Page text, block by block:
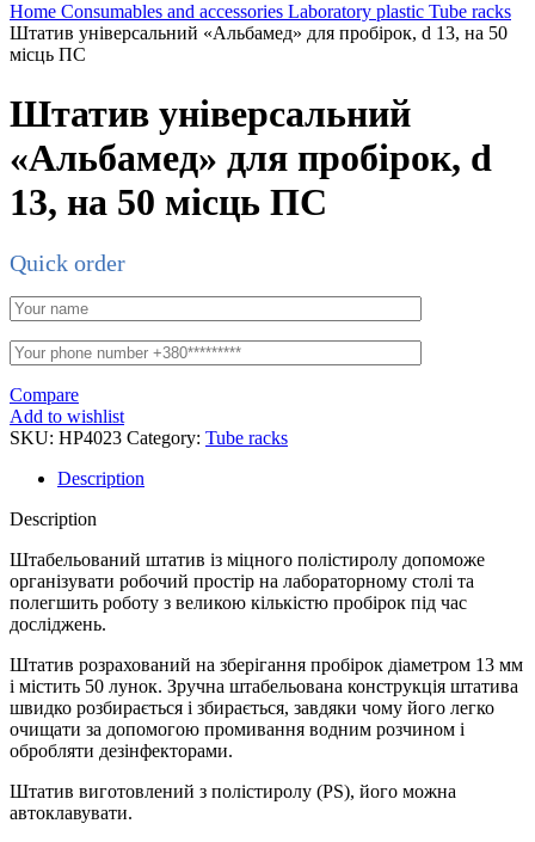
Home Consumables and accessories Laboratory plastic Tube racks
Штатив універсальний «Альбамед» для пробірок, d 13, на 50
місць ПС
Штатив універсальний
«Альбамед» для пробірок, d
13, на 50 місць ПС
Quick order
Compare
Add to wishlist
SKU: HP4023 Category: Tube racks
Description
Description
Штабельований штатив із міцного полістиролу допоможе
організувати робочий простір на лабораторному столі та
полегшить роботу з великою кількістю пробірок під час
досліджень.
Штатив розрахований на зберігання пробірок діаметром 13 мм
і містить 50 лунок. Зручна штабельована конструкція штатива
швидко розбирається і збирається, завдяки чому його легко
очищати за допомогою промивання водним розчином і
обробляти дезінфекторами.
Штатив виготовлений з полістиролу (PS), його можна
автоклавувати.